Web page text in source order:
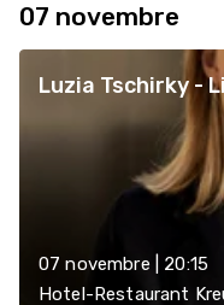
07 novembre
Luzia Tschirky -
07 novembre | 20:15
Hotel-Restaurant